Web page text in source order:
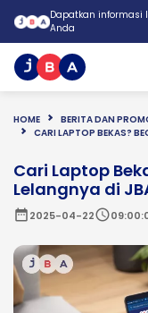
Dapatkan
Anda
HOME
BERITA DAN
CARI LAPTOP BEKAS?
Cari Laptop
Lelangnya di
date_range2025-04-22schedule